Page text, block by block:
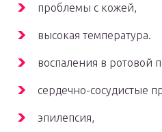
проблемы с кожей,
высокая температура.
воспаления в ротовой
сердечно-сосудистые
эпилепсия,